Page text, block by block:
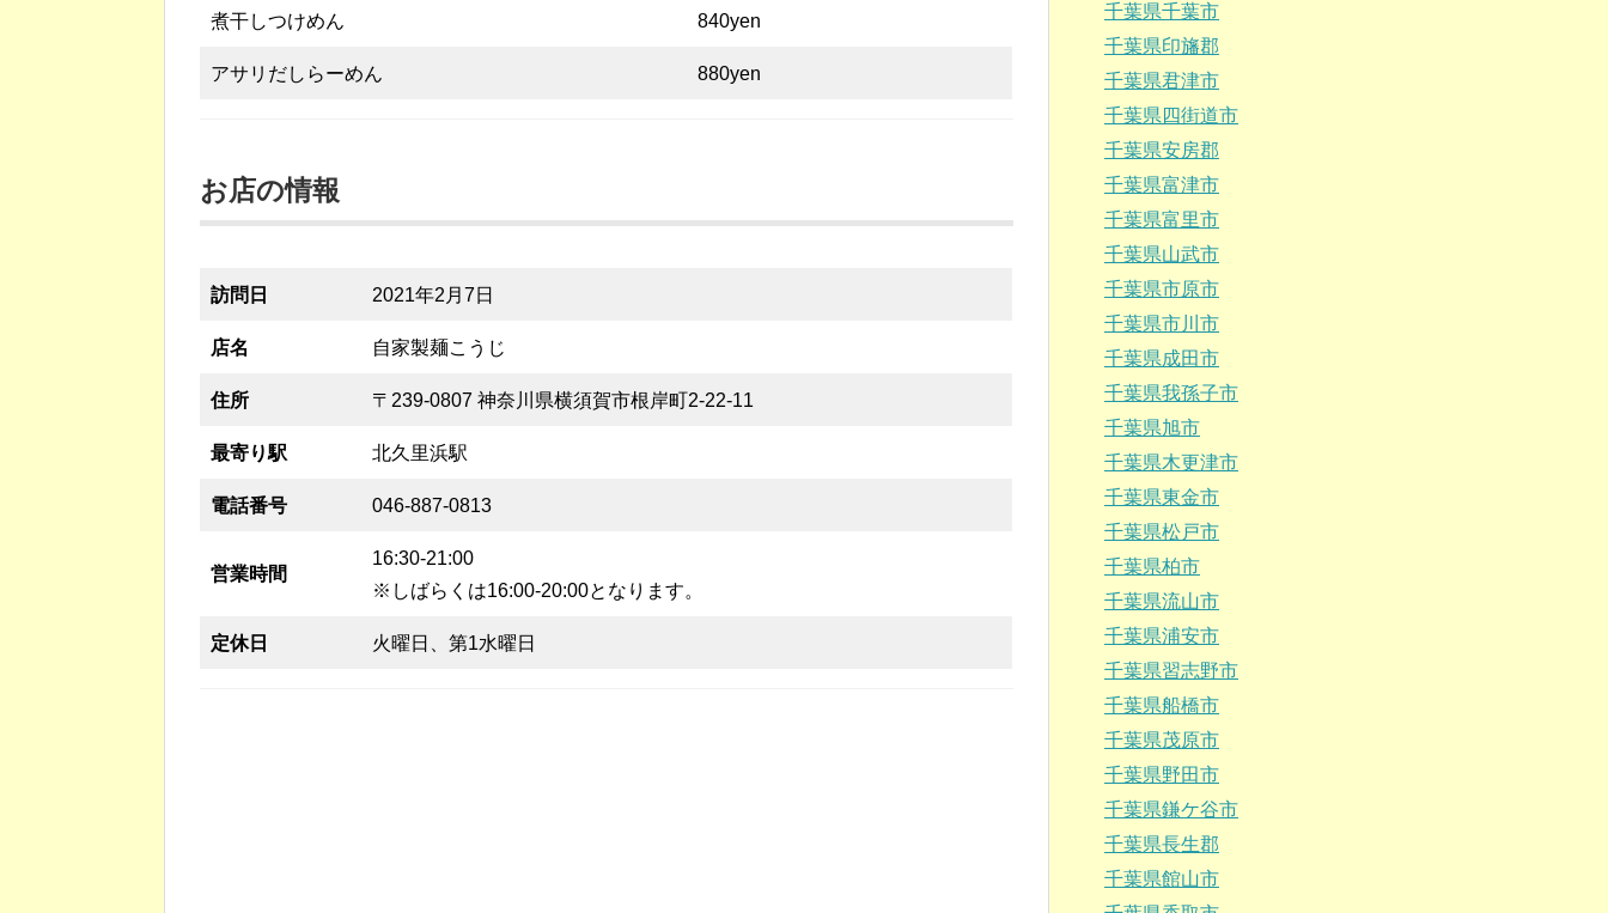
煮干しつけめん 840yen
アサリだしらーめん 880yen
お店の情報
訪問日 2021年2月7日
店名 自家製麺こうじ
住所 〒239-0807 神奈川県横須賀市根岸町2-22-11
最寄り駅 北久里浜駅
電話番号 046-887-0813
営業時間
16:30-21:00
※しばらくは16:00-20:00となります。
定休日 火曜日、第1水曜日
千葉県千葉市
千葉県印旛郡
千葉県君津市
千葉県四街道市
千葉県安房郡
千葉県富津市
千葉県富里市
千葉県山武市
千葉県市原市
千葉県市川市
千葉県成田市
千葉県我孫子市
千葉県旭市
千葉県木更津市
千葉県東金市
千葉県松戸市
千葉県柏市
千葉県流山市
千葉県浦安市
千葉県習志野市
千葉県船橋市
千葉県茂原市
千葉県野田市
千葉県鎌ケ谷市
千葉県長生郡
千葉県館山市